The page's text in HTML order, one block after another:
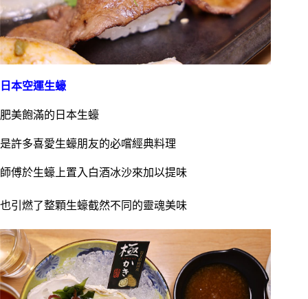
日本空運生蠔
肥美飽滿的日本生蠔
是許多喜愛生蠔朋友的必嚐經典料理
師傅於生蠔上置入白酒冰沙來加以提味
也引燃了整顆生蠔截然不同的靈魂美味